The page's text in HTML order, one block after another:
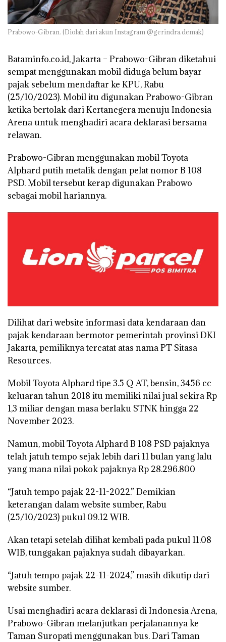
Prabowo-Gibran. (Diolah dari akun Instagram @gerindra.demak)
Bataminfo.co.id, Jakarta – Prabowo-Gibran diketahui
sempat menggunakan mobil diduga belum bayar
pajak sebelum mendaftar ke KPU, Rabu
(25/10/2023). Mobil itu digunakan Prabowo-Gibran
ketika bertolak dari Kertanegera menuju Indonesia
Arena untuk menghadiri acara deklarasi bersama
relawan.
Prabowo-Gibran menggunakan mobil Toyota
Alphard putih metalik dengan pelat nomor B 108
PSD. Mobil tersebut kerap digunakan Prabowo
sebagai mobil hariannya.
Dilihat dari website informasi data kendaraan dan
pajak kendaraan bermotor pemerintah provinsi DKI
Jakarta, pemiliknya tercatat atas nama PT Sitasa
Resources.
Mobil Toyota Alphard tipe 3.5 Q AT, bensin, 3456 cc
keluaran tahun 2018 itu memiliki nilai jual sekira Rp
1,3 miliar dengan masa berlaku STNK hingga 22
November 2023.
Namun, mobil Toyota Alphard B 108 PSD pajaknya
telah jatuh tempo sejak lebih dari 11 bulan yang lalu
yang mana nilai pokok pajaknya Rp 28.296.800
“Jatuh tempo pajak 22-11-2022.” Demikian
keterangan dalam website sumber, Rabu
(25/10/2023) pukul 09.12 WIB.
Akan tetapi setelah dilihat kembali pada pukul 11.08
WIB, tunggakan pajaknya sudah dibayarkan.
“Jatuh tempo pajak 22-11-2024,” masih dikutip dari
website sumber.
Usai menghadiri acara deklarasi di Indonesia Arena,
Prabowo-Gibran melanjutkan perjalanannya ke
Taman Suropati menggunakan bus. Dari Taman